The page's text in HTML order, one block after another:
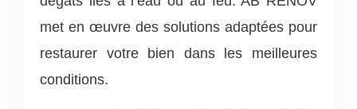
met en œuvre des solutions adaptées pour
restaurer votre bien dans les meilleures
conditions.